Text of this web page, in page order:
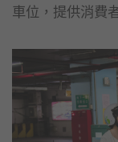
車位，提供消費